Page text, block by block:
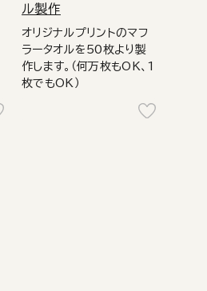
ル製作
オリジナルプリントのマフ
ラータオルを50枚より製
作します。（何万枚もOK、1
枚でもOK）